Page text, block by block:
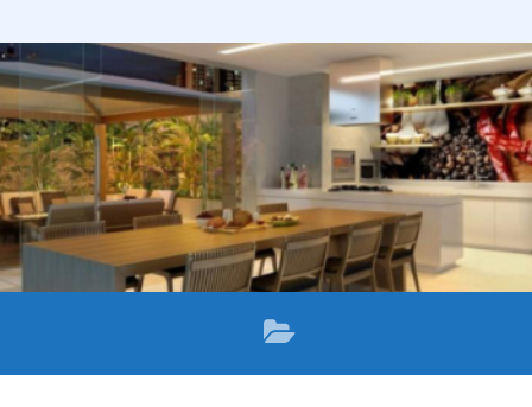
Neste post, vamos te explicar o que é um espaço
gourmet, como fazer um e quais os benefícios de ter
um. Confira!